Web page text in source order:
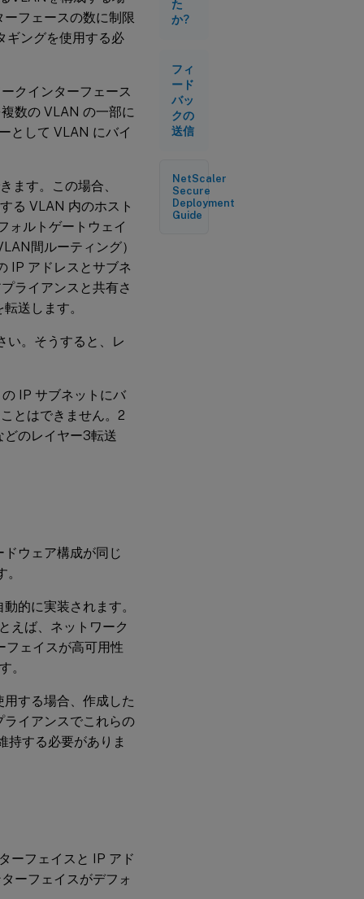
フェースの数に制限
ギングを使用する必
クインターフェース
数の VLAN の一部に
として VLAN にバイ
ます。この場合、
る VLAN 内のホスト
ォルトゲートウェイ
間ルーティング）
IP アドレスとサブネ
ライアンスと共有さ
送します。
い。そうすると、レ
IP サブネットにバ
とはできません。2
のレイヤー3転送
ウェア構成が同じ
的に実装されます。
えば、ネットワーク
フェイスが高可用性
。
する場合、作成した
イアンスでこれらの
持する必要がありま
ーフェイスと IP アド
ーフェイスがデフォ
た
か?
フィ
ード
バッ
クの
送信
NetScaler
Secure
Deployment
Guide